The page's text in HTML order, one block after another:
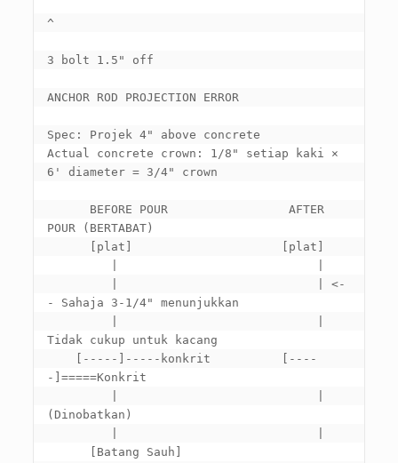
^
3 bolt 1.5" off
ANCHOR ROD PROJECTION ERROR
Spec : Projek 4" above concrete
Actual concrete crown : 1/8" setiap kaki ×
6' diameter = 3/4" crown
POUR (BERTABAT)
- Sahaja 3-1/4" menunjukkan
Tidak cukup untuk kacang
-]=====Konkrit
(Dinobatkan)